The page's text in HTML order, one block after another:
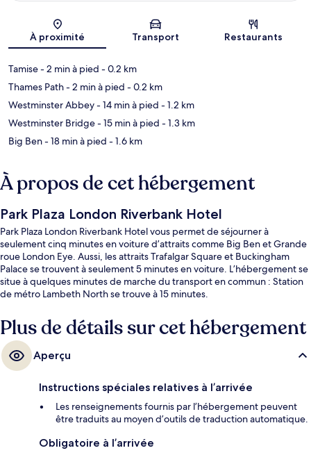
Carte
À proximité Transport Restaurants
Tamise- 2 min à pied - 0.2 km
Thames Path- 2 min à pied - 0.2 km
Westminster Abbey- 14 min à pied - 1.2 km
Westminster Bridge- 15 min à pied - 1.3 km
Big Ben- 18 min à pied - 1.6 km
À propos de cet hébergement
Park Plaza London Riverbank Hotel
Park Plaza London Riverbank Hotel vous permet de séjourner à
seulement cinq minutes en voiture d’attraits comme Big Ben et Grande
roue London Eye. Aussi, les attraits Trafalgar Square et Buckingham
Palace se trouvent à seulement 5 minutes en voiture. L’hébergement se
situe à quelques minutes de marche du transport en commun : Station
de métro Lambeth North se trouve à 15 minutes.
Plus de détails sur cet hébergement
Aperçu
Instructions spéciales relatives à l’arrivée
Les renseignements fournis par l’hébergement peuvent
être traduits au moyen d’outils de traduction automatique.
Obligatoire à l’arrivée